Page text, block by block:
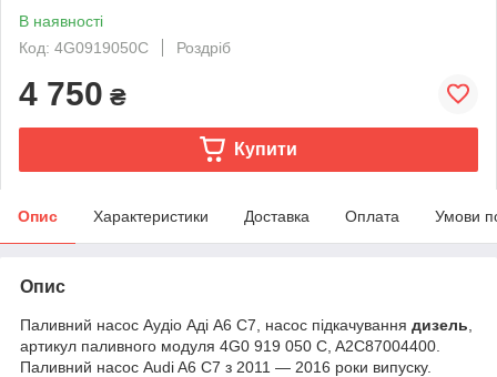
В наявності
Код: 4G0919050C
Роздріб
4 750 ₴
Купити
Опис Характеристики Доставка Оплата Умови
Опис
Паливний насос Аудіо Аді А6 С7, насос підкачування дизель
артикул паливного модуля 4G0 919 050 C, A2C87004400.
Паливний насос Audi A6 C7 з 2011 — 2016 роки випуску.